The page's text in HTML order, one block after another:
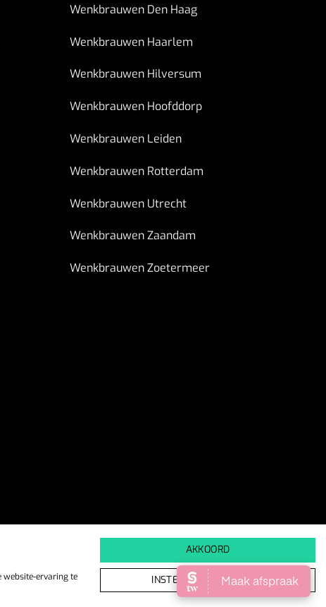
Wenkbrauwen Den Haag
Wenkbrauwen Haarlem
Wenkbrauwen Hilversum
Wenkbrauwen Hoofddorp
Wenkbrauwen Leiden
Wenkbrauwen Rotterdam
Wenkbrauwen Utrecht
Wenkbrauwen Zaandam
Wenkbrauwen Zoetermeer
website-ervaring te
AKKOORD
INSTELLINGEN WIJZIGEN